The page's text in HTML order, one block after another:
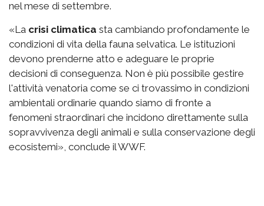
nel mese di settembre.
«La crisi climatica sta cambiando profondamente le
condizioni di vita della fauna selvatica. Le istituzioni
devono prenderne atto e adeguare le proprie
decisioni di conseguenza. Non è più possibile gestire
l'attività venatoria come se ci trovassimo in condizioni
ambientali ordinarie quando siamo di fronte a
fenomeni straordinari che incidono direttamente sulla
sopravvivenza degli animali e sulla conservazione degli
ecosistemi», conclude il WWF.